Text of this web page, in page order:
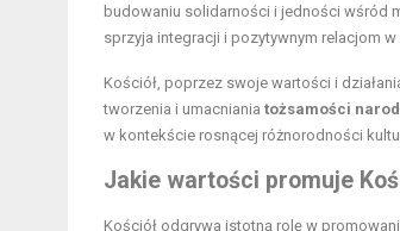
budowaniu solidarności i jedności wśród
sprzyja integracji i pozytywnym relacjom w
Kościół, poprzez swoje wartości i
tworzenia i umacniania tożsamości
w kontekście rosnącej różnorodności
Jakie wartości promuje
Kościół odgrywa istotną rolę w